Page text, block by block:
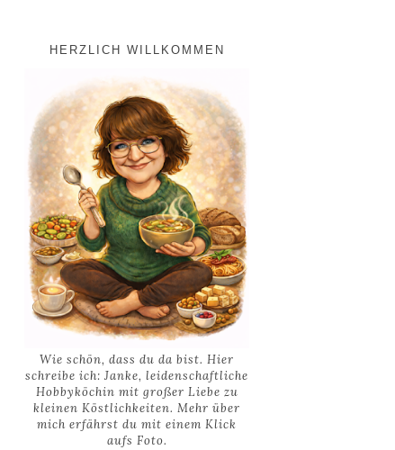
HERZLICH WILLKOMMEN
Wie schön, dass du da bist. Hier
schreibe ich: Janke, leidenschaftliche
Hobbyköchin mit großer Liebe zu
kleinen Köstlichkeiten. Mehr über
mich erfährst du mit einem Klick
aufs Foto.